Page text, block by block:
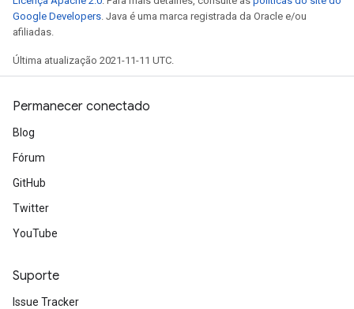
Google Developers . Java é uma marca registrada da Oracle e/ou
afiliadas.
Última atualização 2021-11-11 UTC.
Permanecer conectado
Blog
Fórum
GitHub
Twitter
YouTube
Suporte
Issue Tracker